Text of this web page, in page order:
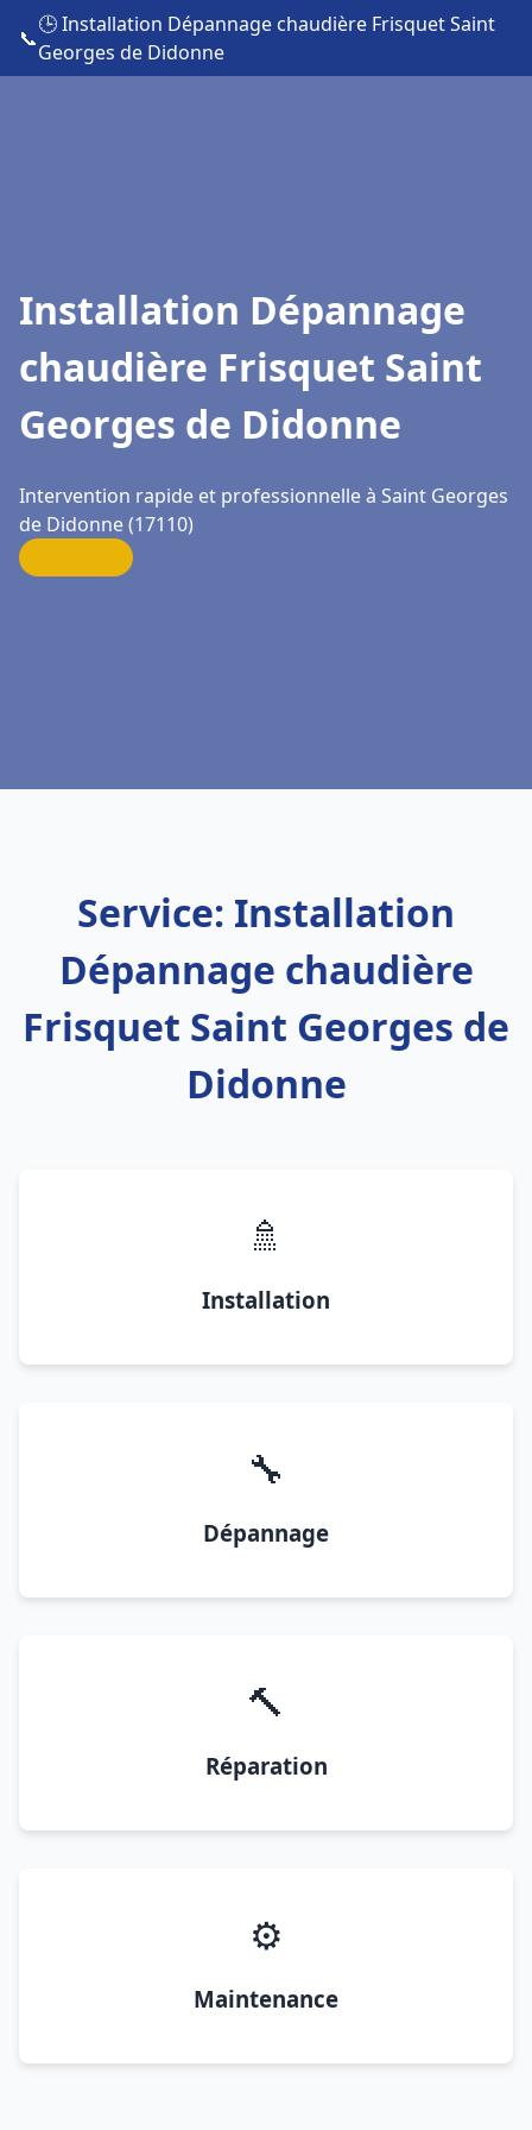
📞
🕒 Installation Dépannage chaudière Frisquet Saint
Georges de Didonne
Installation Dépannage
chaudière Frisquet Saint
Georges de Didonne
Intervention rapide et professionnelle à Saint Georges
de Didonne (17110)
Service: Installation
Dépannage chaudière
Frisquet Saint Georges de
Didonne
🚿
Installation
🔧
Dépannage
🔨
Réparation
⚙️
Maintenance